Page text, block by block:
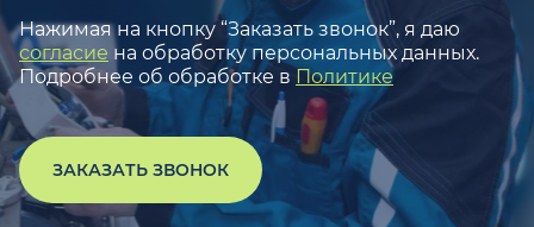
Нажимая на кнопку “Заказать звонок”, я даю
согласие на обработку персональных данных.
Подробнее об обработке в Политике
ЗАКАЗАТЬ ЗВОНОК